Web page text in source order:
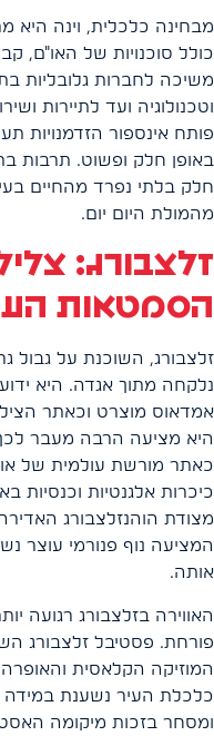
מבחינה כלכלית, וינה היא
כולל סוכנויות של האו"ם,
משיכה לחברות גלובליות
וטכנולוגיה ועד לתיירות
פותח אינספור הזדמנויות
באופן חלק ופשוט. תרבות
חלק בלתי נפרד מהחיים
מהמולת היום יום.
זלצבורג:
הסמטאות
זלצבורג, השוכנת על גבול
נלקחה מתוך אגדה. היא
אמדאוס מוצרט וכאתר
היא מציעה הרבה מעבר
כאתר מורשת עולמית של
כיכרות אלגנטיות
מצודת הוהנזלצבורג
המציעה נוף פנורמי עוצר
אותה.
האווירה בזלצבורג רגועה
פורחת. פסטיבל זלצבורג
המוזיקה הקלאסית
כלכלת העיר נשענת במידה
ומסחר בזכות מיקומה